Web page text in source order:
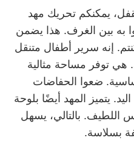
يمكنكم تحريك مهد
به بين الغرف. هذا يضمن
إنه سرير أطفال متنقل
هي توفر مساحة مثالية
ضعوا الحفاضات
يتميز المهد أيضًا بلوحة
اللطيف. بالتالي، يسهل
بسلاسة.